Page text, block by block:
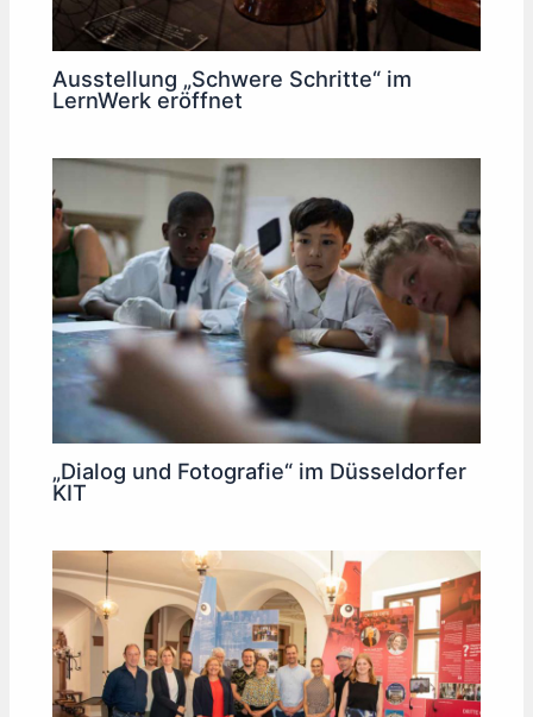
Ausstellung „Schwere Schritte“ im
LernWerk eröffnet
„Dialog und Fotografie“ im Düsseldorfer
KIT